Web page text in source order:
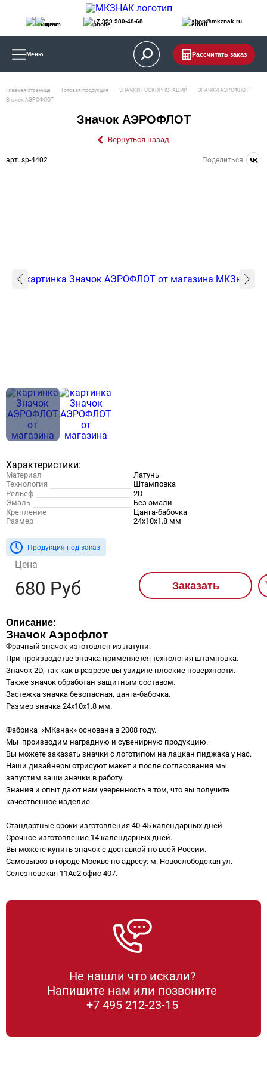
shop@mkznak.ru
+7 999 980-48-68
Меню Рассчитать заказ
Главная страница Готовая продукция ЗНАЧКИ ГОСКОРПОРАЦИЙ
ЗНАЧКИ АЭРОФЛОТ
Значок АЭРОФЛОТ
Значок АЭРОФЛОТ
Вернуться назад
арт. sp-4402 Поделиться
Характеристики:
Материал
Латунь
Технология
Штамповка
Рельеф
2D
Эмаль
Без эмали
Крепление
Цанга-бабочка
Размер
24х10х1.8 мм
Продукция под заказ
Цена
680 Руб Заказать
Описание:
Значок Аэрофлот
Фрачный значок изготовлен из латуни.
При производстве значка применяется технология штамповка.
Значок 2D, так как в разрезе вы увидите плоские поверхности.
Также значок обработан защитным составом.
Застежка значка безопасная, цанга-бабочка.
Размер значка 24х10х1.8 мм.
Фабрика «МКзнак» основана в 2008 году.
Мы производим наградную и сувенирную продукцию.
Вы можете заказать значки с логотипом на лацкан пиджака у нас.
Наши дизайнеры отрисуют макет и после согласования мы
запустим ваши значки в работу.
Знания и опыт дают нам уверенность в том, что вы получите
качественное изделие.
Стандартные сроки изготовления 40-45 календарных дней.
Срочное изготовление 14 календарных дней.
Вы можете купить значок с доставкой по всей России.
Самовывоз в городе Москве по адресу: м. Новослободская ул.
Селезневская 11Ас2 офис 407.
Не нашли что искали?
Напишите нам или позвоните
+7 495 212-23-15